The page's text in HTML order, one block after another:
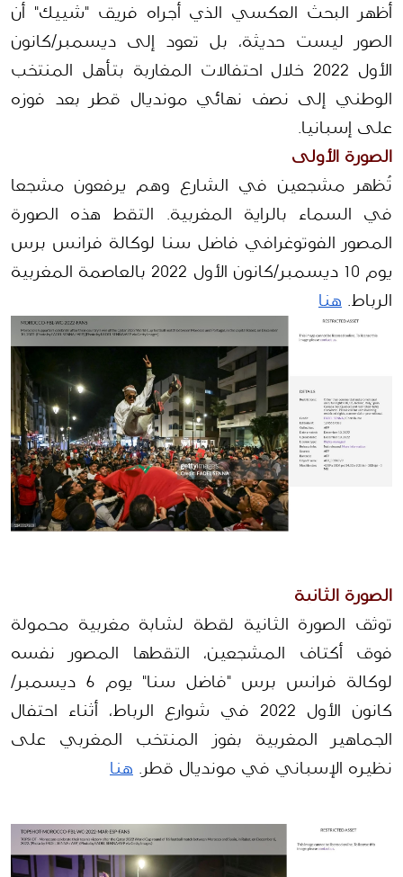
على إسبانيا.
الصورة الأولى
الرباط. هنا
الصورة الثانية
لوكالة فرانس برس "فاضل سنا" يوم 6 ديسمبر/
نظيره الإسباني في مونديال قطر. هنا